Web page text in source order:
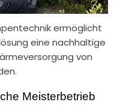
ermöglicht
eine nachhaltige
von
Meisterbetrieb